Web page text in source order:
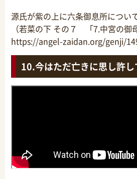
源氏が紫の上に六条御息所につい
（若菜の下 その７ 「7.中宮の御
https://angel-zaidan.org/genji/
今はただ亡きに思し許し